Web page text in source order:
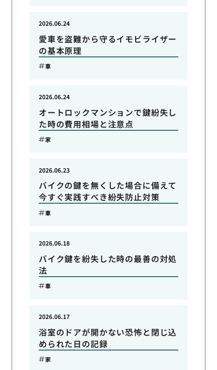
愛車を盗難から守るイモビライザー
の基本原理
2026.06.24
車
オートロックマンションで鍵紛失し
た時の費用相場と注意点
2026.06.24
家
バイクの鍵を無くした場合に備えて
今すぐ実践すべき紛失防止対策
2026.06.23
車
バイク鍵を紛失した時の最善の対処
法
2026.06.18
車
浴室のドアが開かない恐怖と閉じ込
められた日の記録
2026.06.17
家